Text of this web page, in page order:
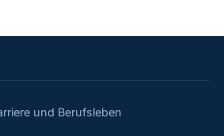
und Berufsleben